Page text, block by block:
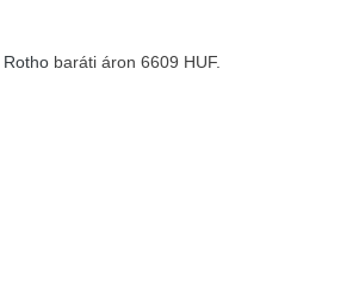
Rotho baráti áron 6609 HUF.